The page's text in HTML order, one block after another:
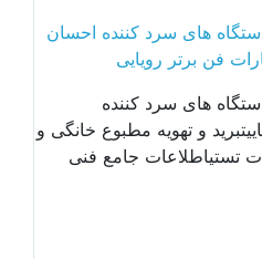
های سرد کننده احسان
فن برتر رویایی
های سرد کننده
و تهویه مطبوع خانگی و
تستیاطلاعات جامع فنی